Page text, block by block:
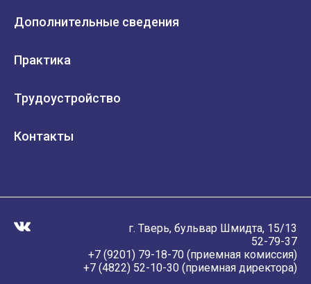
Дополнительные сведения
Практика
Трудоустройство
Контакты
г. Тверь, бульвар Шмидта, 15/13
52-79-37
+7 (9201) 79-18-70 (приемная комиссия)
+7 (4822) 52-10-30 (приемная директора)